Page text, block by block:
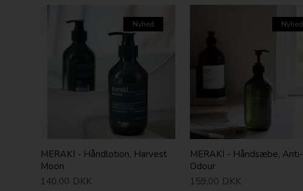
Nyhed
MERAKI - Håndlotion, Harvest
Moon
140,00 DKK
Nyhed
MERAKI - Håndsæbe, Anti-
Odour
159,00 DKK